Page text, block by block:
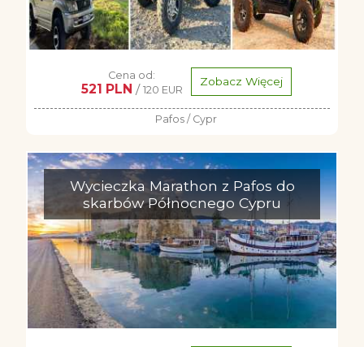
Cena od:
521 PLN / 120 EUR
Zobacz Więcej
Pafos / Cypr
Wycieczka Marathon z Pafos do
skarbów Północnego Cypru